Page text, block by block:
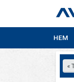
HEM